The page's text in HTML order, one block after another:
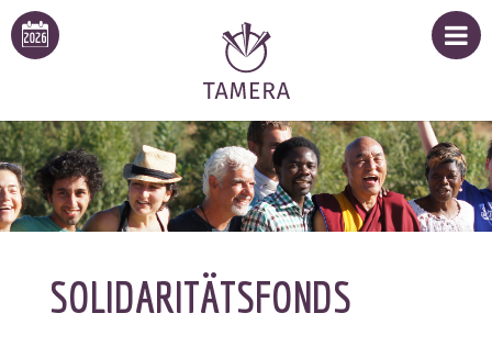
SOLIDARITÄTSFONDS